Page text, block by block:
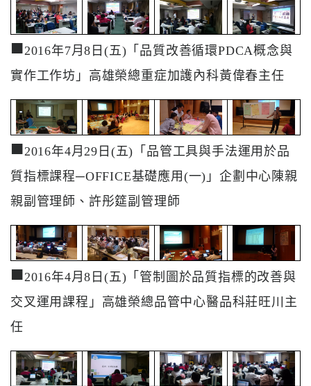
■2016年7月8日(五)「品質改善循環PDCA概念與
實作工作坊」高雄榮總重症加護內科黃偉春主任
■2016年4月29日(五)「品管工具與手法運用於品
質指標課程─OFFICE基礎應用(一)」企劃中心陳親
親副管理師、許彤筵副管理師
■2016年4月8日(五)「管制圖於品質指標的改善與
交叉運用課程」高雄榮總品管中心醫品科莊旺川主
任